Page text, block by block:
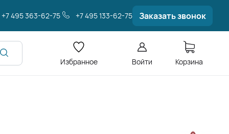
+7 495 363-62-75 +7 495 133-62-75 Заказать звонок
Избранное Войти Корзина